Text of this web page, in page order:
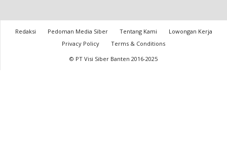
Redaksi Pedoman Media Siber Tentang Kami
Lowongan Kerja
Privacy Policy
Terms & Conditions
© PT Visi Siber Banten 2016-2025